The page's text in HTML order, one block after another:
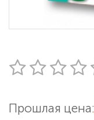
Прошлая цена: